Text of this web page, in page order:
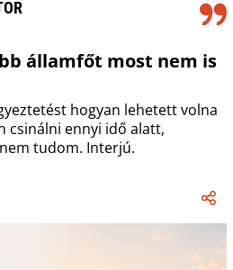
államfőt most nem is
hogyan lehetett volna
csinálni ennyi idő alatt,
tudom. Interjú.